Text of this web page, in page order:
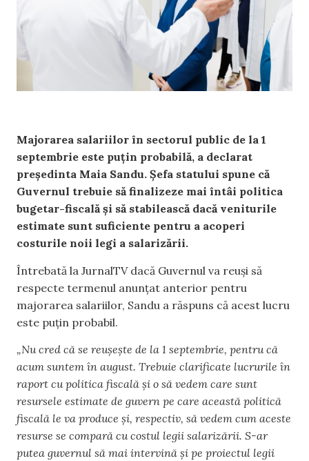
Majorarea salariilor în sectorul public de la 1
septembrie este puțin probabilă, a declarat
președinta Maia Sandu. Șefa statului spune că
Guvernul trebuie să finalizeze mai întâi politica
bugetar-fiscală și să stabilească dacă veniturile
estimate sunt suficiente pentru a acoperi
costurile noii legi a salarizării.
Întrebată la JurnalTV dacă Guvernul va reuși să
respecte termenul anunțat anterior pentru
majorarea salariilor, Sandu a răspuns că acest lucru
este puțin probabil.
„Nu cred că se reușește de la 1 septembrie, pentru că
acum suntem în august. Trebuie clarificate lucrurile în
raport cu politica fiscală și o să vedem care sunt
resursele estimate de guvern pe care această politică
fiscală le va produce și, respectiv, să vedem cum aceste
resurse se compară cu costul legii salarizării. S-ar
putea guvernul să mai intervină și pe proiectul legii